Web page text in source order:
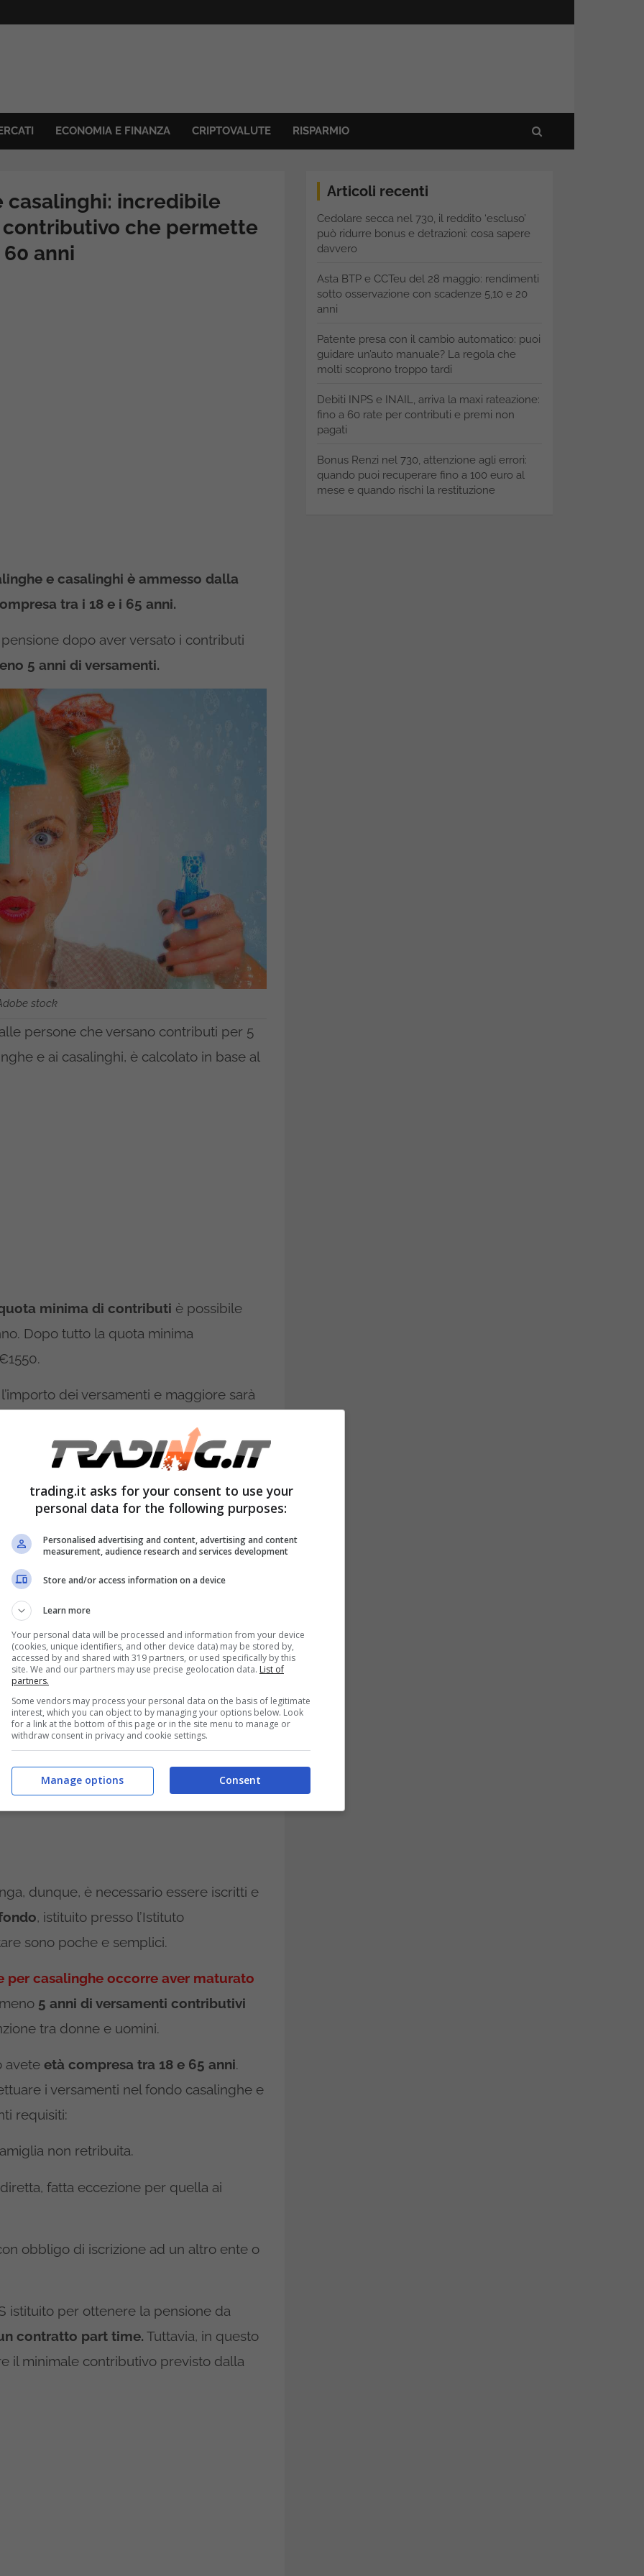
ECONOMIA E FINANZA CRIPTOVALUTE RISPARMIO
casalinghi: incredibile
che permette
anni
e casalinghi è ammesso dalla
tra i 18 e i 65 anni.
dopo aver versato i contributi
5 anni di versamenti.
stock
persone che versano contributi per 5
e ai casalinghi, è calcolato in base al
minima di contributi è possibile
Dopo tutto la quota minima
dei versamenti e maggiore sarà
casalinghi: di cosa si
alle casalinghe e ai casalinghi, è rivolto
cura non retribuiti. In sostanza, questo
che svolgonoun’attività di cura
unimporto minimo di 25,82 euro, con il
quota minima annua pari a 309,84 euro.
dunque, è necessario essere iscritti e
, istituito presso l’Istituto
sono poche e semplici.
per casalinghe occorre aver maturato
5 anni di versamenti contributivi
tra donne e uomini.
avete età compresa tra 18 e 65 anni.
i versamenti nel fondo casalinghe e
requisiti:
non retribuita.
fatta eccezione per quella ai
obbligo di iscrizione ad un altro ente o
istituito per ottenere la pensione da
contratto part time. Tuttavia, in questo
il minimale contributivo previsto dalla
Articoli recenti
Cedolare secca nel 730, il reddito ‘escluso’
può ridurre bonus e detrazioni: cosa sapere
davvero
Asta BTP e CCTeu del 28 maggio: rendimenti
sotto osservazione con scadenze 5,10 e 20
anni
Patente presa con il cambio automatico: puoi
guidare un’auto manuale? La regola che
molti scoprono troppo tardi
Debiti INPS e INAIL, arriva la maxi rateazione:
fino a 60 rate per contributi e premi non
pagati
Bonus Renzi nel 730, attenzione agli errori:
quando puoi recuperare fino a 100 euro al
mese e quando rischi la restituzione
trading.it asks for your consent to use your
personal data for the following purposes:
Personalised advertising and content, advertising and content
measurement, audience research and services development
Store and/or access information on a device
Learn more
Your personal data will be processed and information from your device
(cookies, unique identifiers, and other device data) may be stored by,
accessed by and shared with 319 partners, or used specifically by this
site. We and our partners may use precise geolocation data. List of
partners.
Some vendors may process your personal data on the basis of legitimate
interest, which you can object to by managing your options below. Look
for a link at the bottom of this page or in the site menu to manage or
withdraw consent in privacy and cookie settings.
Consent
Manage options